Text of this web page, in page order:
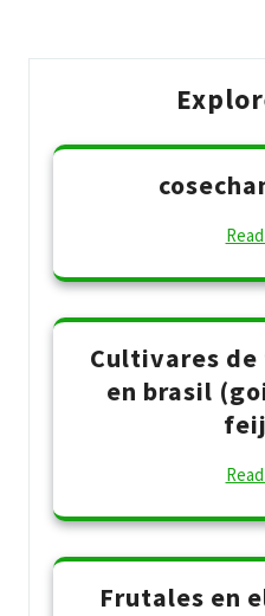
Cultivares
en brasil
Frutales en